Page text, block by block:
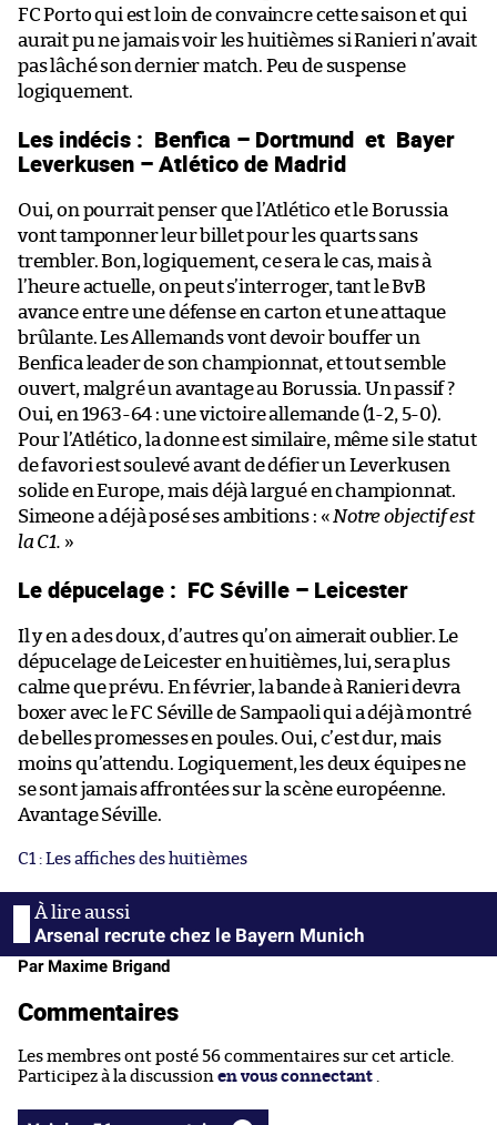
FC Porto qui est loin de convaincre cette saison et qui
aurait pu ne jamais voir les huitièmes si Ranieri n’avait
pas lâché son dernier match. Peu de suspense
logiquement.
Les indécis : Benfica – Dortmund et Bayer
Leverkusen – Atlético de Madrid
Oui, on pourrait penser que l’Atlético et le Borussia
vont tamponner leur billet pour les quarts sans
trembler. Bon, logiquement, ce sera le cas, mais à
l’heure actuelle, on peut s’interroger, tant le BvB
avance entre une défense en carton et une attaque
brûlante. Les Allemands vont devoir bouffer un
Benfica leader de son championnat, et tout semble
ouvert, malgré un avantage au Borussia. Un passif ?
Oui, en 1963-64 : une victoire allemande (1-2, 5-0).
Pour l’Atlético, la donne est similaire, même si le statut
de favori est soulevé avant de défier un Leverkusen
solide en Europe, mais déjà largué en championnat.
Simeone a déjà posé ses ambitions : « Notre objectif est
la C1. »
Le dépucelage : FC Séville – Leicester
Il y en a des doux, d’autres qu’on aimerait oublier. Le
dépucelage de Leicester en huitièmes, lui, sera plus
calme que prévu. En février, la bande à Ranieri devra
boxer avec le FC Séville de Sampaoli qui a déjà montré
de belles promesses en poules. Oui, c’est dur, mais
moins qu’attendu. Logiquement, les deux équipes ne
se sont jamais affrontées sur la scène européenne.
Avantage Séville.
C1 : Les affiches des huitièmes
Arsenal recrute chez le Bayern Munich
Par Maxime Brigand
Commentaires
Les membres ont posté 56 commentaires sur cet article.
Participez à la discussion en vous connectant